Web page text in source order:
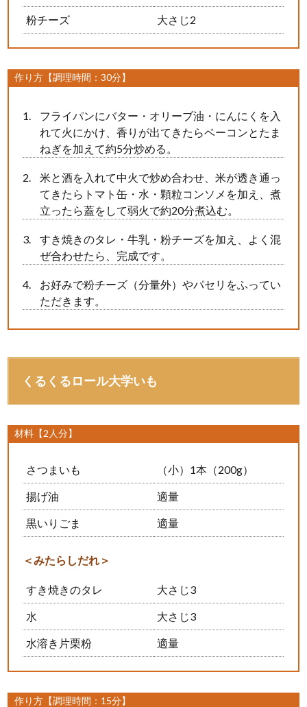
粉チーズ 大さじ2
作り方【調理時間：30分】
フライパンにバター・オリーブ油・にんにくを入
れて火にかけ、香りが出てきたらベーコンとたま
ねぎを加えて約5分炒める。
米と酒を入れて中火で炒め合わせ、米が透き通っ
てきたらトマト缶・水・顆粒コンソメを加え、煮
立ったら蓋をして弱火で約20分煮込む。
すき焼きのタレ・牛乳・粉チーズを加え、よく混
ぜ合わせたら、完成です。
お好みで粉チーズ（分量外）やパセリをふってい
ただきます。
くるくるロール大学いも
材料【2人分】
さつまいも （小）1本（200g）
揚げ油 適量
黒いりごま 適量
＜みたらしだれ＞
すき焼きのタレ 大さじ3
水 大さじ3
水溶き片栗粉 適量
作り方【調理時間：15分】